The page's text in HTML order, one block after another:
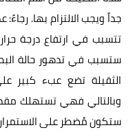
جداً ويجب الالتزام بها.
تتسبب في ارتفاع درجة
ستسبب في تدهور حالة
الثقيلة تضع عبء كبير
وبالتالي فهي تستهلك
ستكون مُضطر على